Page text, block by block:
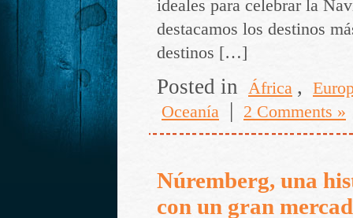
ideales para celebrar la
destacamos los destinos
destinos […]
Posted in África ,
Oceanía
| 2 Comments »
Núremberg, una
con un gran